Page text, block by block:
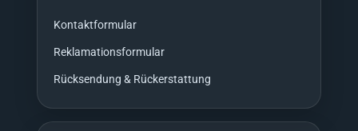
Kontaktformular
Reklamationsformular
Rücksendung & Rückerstattung